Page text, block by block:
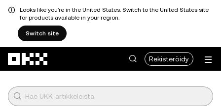
Looks like you're in the United States. Switch to the United States site
for products available in your region.
Switch site
Rekisteröidy